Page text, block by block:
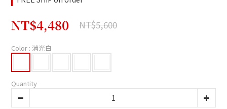
NT$4,480 NT$5,600
Color : 消光白
Quantity